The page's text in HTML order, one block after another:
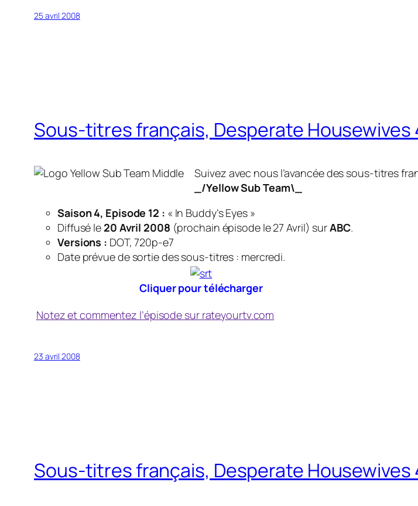
25 avril 2008
Sous-titres français, Desperate Housewives
Suivez avec nous l’avancée des sous-titres
_/Yellow Sub Team\_
Saison 4, Episode 12 : « In Buddy’s Eyes »
Diffusé le 20 Avril 2008 (prochain épisode le 27 Avril) surABC.
Versions : DOT, 720p-e7
Date prévue de sortie des sous-titres : mercredi.
Cliquer pour télécharger
Notez et commentez l’épisode sur rateyourtv.com
23 avril 2008
Sous-titres français, Desperate Housewives